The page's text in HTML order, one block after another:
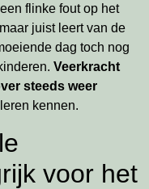
flinke fout op het
juist leert van de
dag toch nog
Veerkracht
steeds weer
kennen.
voor het